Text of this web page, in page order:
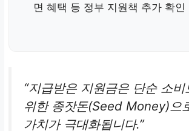
면 혜택 등 정부 지원책 추가 확인
“지급받은 지원금은 단순 소
위한 종잣돈(Seed Money)으
가치가 극대화됩니다.”